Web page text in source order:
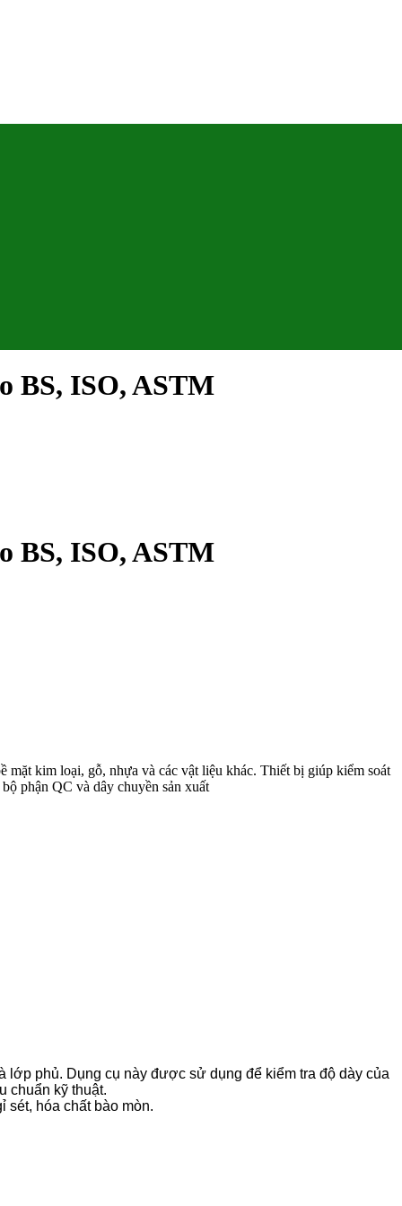
BS, ISO, ASTM
BS, ISO, ASTM
mặt kim loại, gỗ, nhựa và các vật liệu khác. Thiết bị giúp kiểm soát
phận QC và dây chuyền sản xuất
lớp phủ. Dụng cụ này được sử dụng để kiểm tra độ dày của
chuẩn kỹ thuật.
sét, hóa chất bào mòn.